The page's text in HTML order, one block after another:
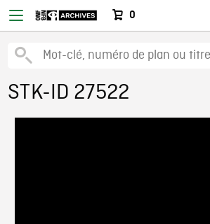
0
STK-ID 27522